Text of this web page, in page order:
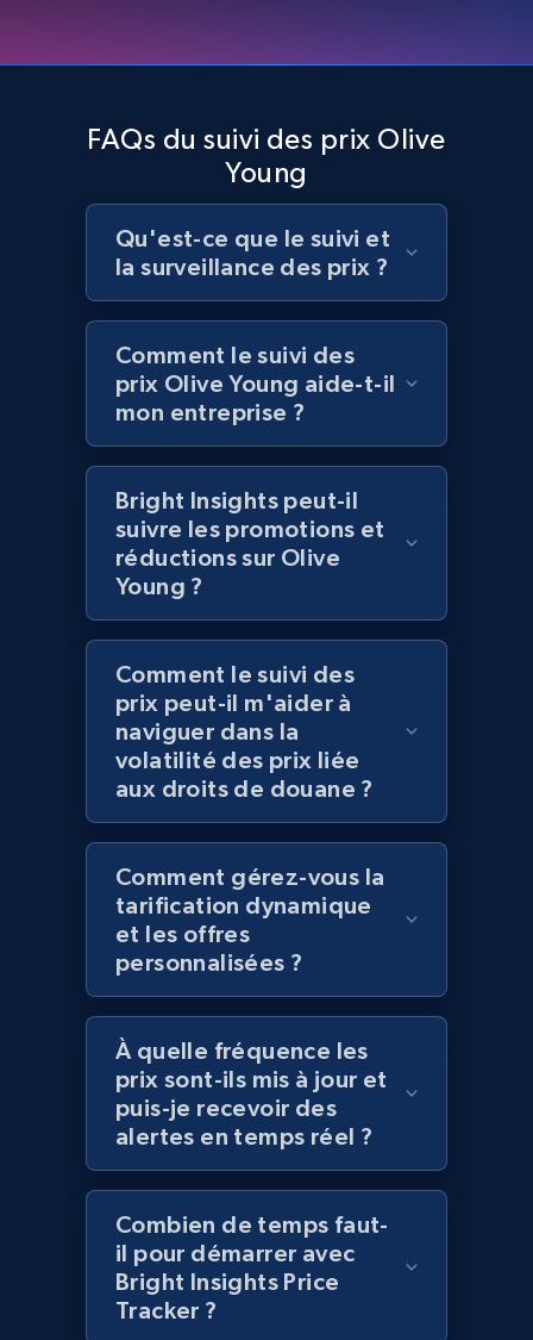
products by best sellers category URL
price, Currency, Availability, Reviews count, and
more.
Amazon products by seller URL
Title, Seller name, Brand, Description, Initial
price, Currency, Availability, Reviews count, and
375+ Commencer
Amazon products global dataset - Collect
products from Brands URLs
Title, Seller name, Brand, Description, Initial
price, Currency, Availability, Reviews count, and
2.1K+ 375+ Commencer
Home Depot US
URL, Domain, Country code, Model number,
Sku, Product id, Product name, Manufacturer,
and more.
2.1K+ 353+ Commencer
using specified keywords
URL, Domain, Country code, Model number,
Sku, Product id, Product name, Manufacturer,
and more.
FAQs du suivi des prix Olive
Young
Qu'est-ce que le suivi et
la surveillance des prix ?
Comment le suivi des
prix Olive Young aide-t-il
mon entreprise ?
Bright Insights peut-il
suivre les promotions et
réductions sur Olive
Young ?
Comment le suivi des
prix peut-il m'aider à
naviguer dans la
volatilité des prix liée
aux droits de douane ?
Comment gérez-vous la
tarification dynamique
et les offres
personnalisées ?
À quelle fréquence les
prix sont-ils mis à jour et
puis-je recevoir des
alertes en temps réel ?
Combien de temps faut-
il pour démarrer avec
Bright Insights Price
Tracker ?